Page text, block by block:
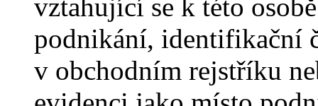
vztahující se k této
podnikání, identifikační
v obchodním rejstříku